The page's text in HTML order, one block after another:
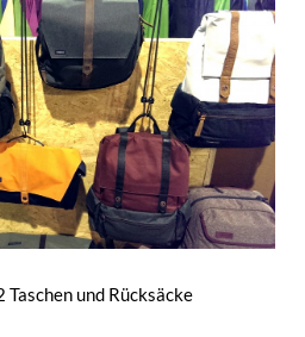
und Rücksäcke